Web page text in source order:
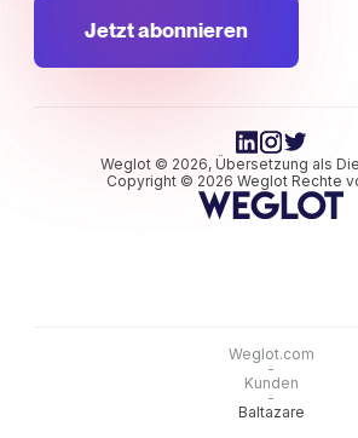
Jetzt abonnieren
Weglot © 2026, Übersetzung als
Copyright © 2026 Weglot Rechte
Weglot.com
-
Kunden
-
Baltazare